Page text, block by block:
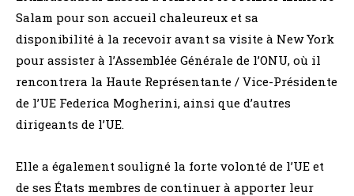
Salam pour son accueil chaleureux et sa
disponibilité à la recevoir avant sa visite à New York
pour assister à l’Assemblée Générale de l’ONU, où il
rencontrera la Haute Représentante / Vice-Présidente
de l’UE Federica Mogherini, ainsi que d’autres
dirigeants de l’UE.
Elle a également souligné la forte volonté de l’UE et
de ses États membres de continuer à apporter leur